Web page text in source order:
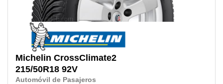
Michelin CrossClimate2
215/50R18 92V
Automóvil de Pasajeros